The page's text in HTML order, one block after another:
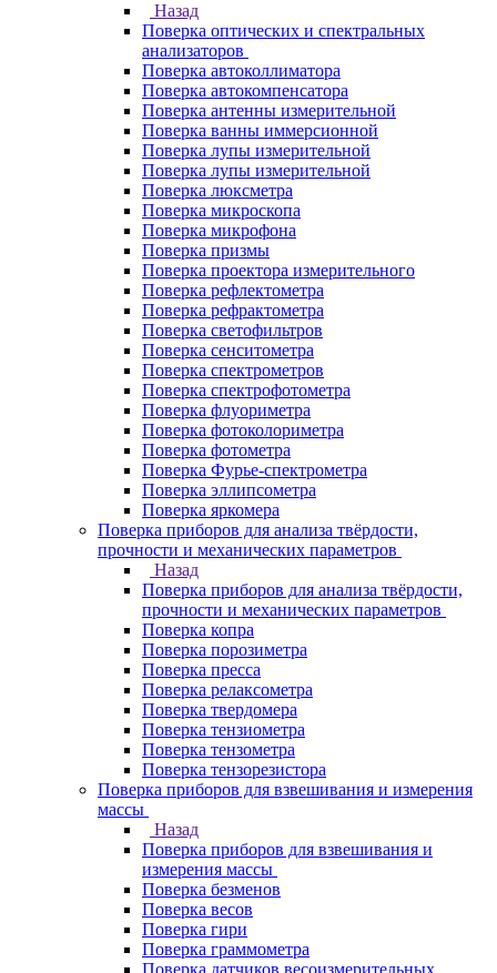
Назад
Поверка оптических и спектральных
анализаторов
Поверка автоколлиматора
Поверка автокомпенсатора
Поверка антенны измерительной
Поверка ванны иммерсионной
Поверка лупы измерительной
Поверка лупы измерительной
Поверка люксметра
Поверка микроскопа
Поверка микрофона
Поверка призмы
Поверка проектора измерительного
Поверка рефлектометра
Поверка рефрактометра
Поверка светофильтров
Поверка сенситометра
Поверка спектрометров
Поверка спектрофотометра
Поверка флуориметра
Поверка фотоколориметра
Поверка фотометра
Поверка Фурье-спектрометра
Поверка эллипсометра
Поверка яркомера
Поверка приборов для анализа твёрдости,
прочности и механических параметров
Назад
Поверка приборов для анализа твёрдости,
прочности и механических параметров
Поверка копра
Поверка порозиметра
Поверка пресса
Поверка релаксометра
Поверка твердомера
Поверка тензиометра
Поверка тензометра
Поверка тензорезистора
Поверка приборов для взвешивания и измерения
массы
Назад
Поверка приборов для взвешивания и
измерения массы
Поверка безменов
Поверка весов
Поверка гири
Поверка граммометра
Поверка датчиков весоизмерительных